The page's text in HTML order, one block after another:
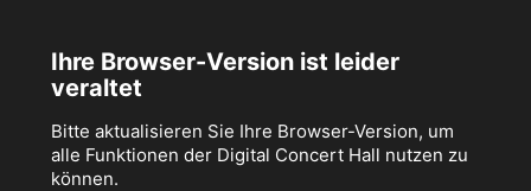
Ihre Browser-Version ist leider
veraltet
Bitte aktualisieren Sie Ihre Browser-Version, um
alle Funktionen der Digital Concert Hall nutzen zu
können.